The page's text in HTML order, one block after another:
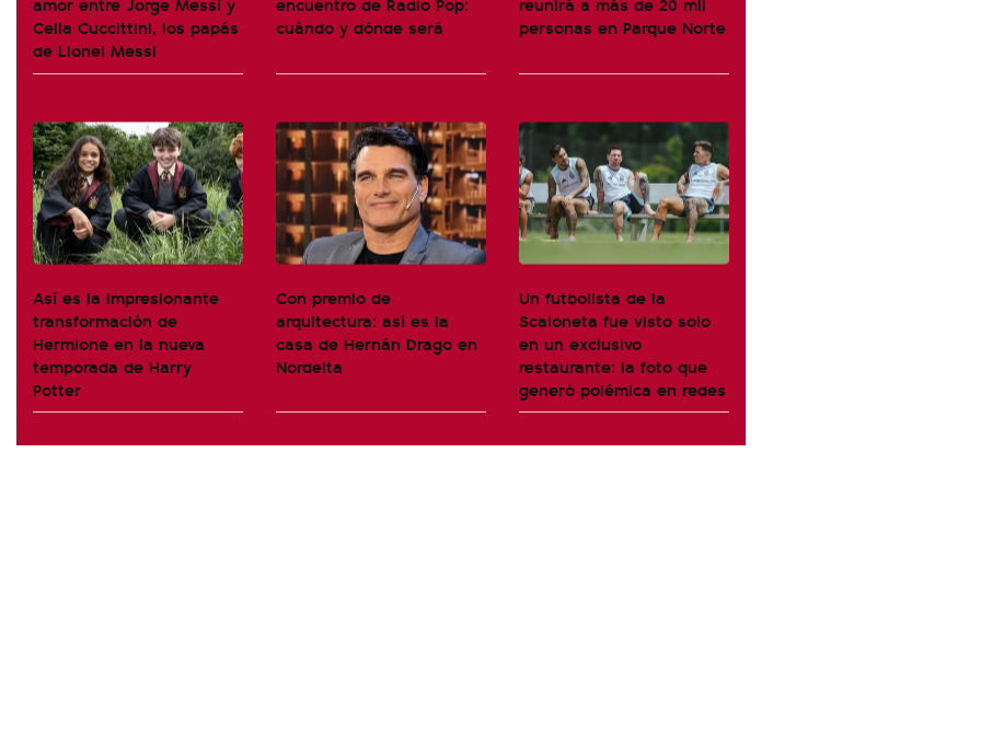
Celia Cuccittini, los papás
de Lionel Messi
cuándo y dónde será
personas en Parque Norte
Así es la impresionante
transformación de
Hermione en la nueva
temporada de Harry
Potter
Con premio de
arquitectura: así es la
casa de Hernán Drago en
Nordelta
Un futbolista de la
Scaloneta fue visto solo
en un exclusivo
restaurante: la foto que
generó polémica en redes